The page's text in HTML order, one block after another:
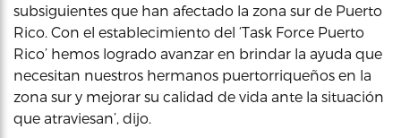
subsiguientes que han afectado la zona sur de Puerto
Rico. Con el establecimiento del ‘Task Force Puerto
Rico’ hemos logrado avanzar en brindar la ayuda que
necesitan nuestros hermanos puertorriqueños en la
zona sur y mejorar su calidad de vida ante la situación
que atraviesan’, dijo.